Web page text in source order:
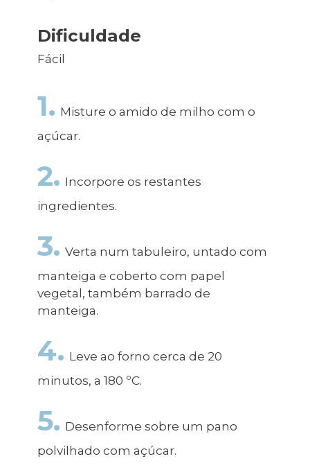
Dificuldade
Fácil
1. Misture o amido de milho com o
açúcar.
2. Incorpore os restantes
ingredientes.
3. Verta num tabuleiro, untado com
manteiga e coberto com papel
vegetal, também barrado de
manteiga.
4. Leve ao forno cerca de 20
minutos, a 180 ºC.
5. Desenforme sobre um pano
polvilhado com açúcar.